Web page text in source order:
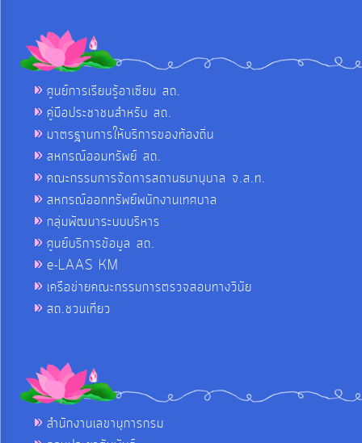
ศูนย์การเรียนรู้อาเซียน สถ.
คู่มือประชาชนสำหรับ สถ.
มาตรฐานการให้บริการของท้องถิ่น
สหกรณ์ออมทรัพย์ สถ.
คณะกรรมการจัดการสถานธนานุบาล จ.ส.ท.
สหกรณ์ออกทรัพย์พนักงานเทศบาล
กลุ่มพัฒนาระบบบริหาร
ศูนย์บริการข้อมูล สถ.
e-LAAS KM
เครือข่ายคณะกรรมการตรวจสอบทางวินัย
สถ.ชวนเที่ยว
สำนักงานเลขานุการกรม